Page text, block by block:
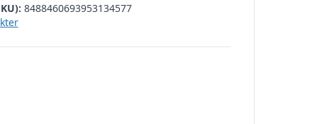
8488460693953134577